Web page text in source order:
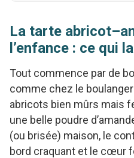
La tarte
l’enfance : ce qui
Tout commence par de
comme chez le
abricots bien mûrs mais
une belle poudre
(ou brisée) maison, le
bord craquant et le cœur